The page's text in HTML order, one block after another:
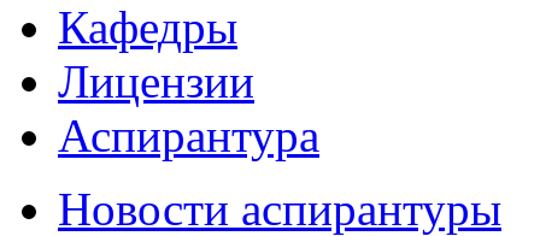
Кафедры
Лицензии
Аспирантура
Новости аспирантуры